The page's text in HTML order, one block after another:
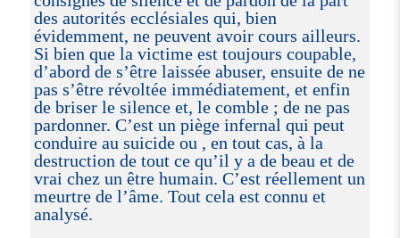
des autorités ecclésiales qui, bien
évidemment, ne peuvent avoir cours ailleurs.
Si bien que la victime est toujours coupable,
d’abord de s’être laissée abuser, ensuite de ne
pas s’être révoltée immédiatement, et enfin
de briser le silence et, le comble ; de ne pas
pardonner. C’est un piège infernal qui peut
conduire au suicide ou , en tout cas, à la
destruction de tout ce qu’il y a de beau et de
vrai chez un être humain. C’est réellement un
meurtre de l’âme. Tout cela est connu et
analysé.